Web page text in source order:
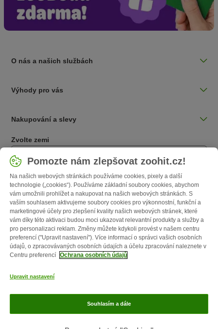
O nás a našich službách
Výhody pro vás
Nakupování a slevy
Zvolte zemi
Česká / CZ
Follow zooplus
O nás Kariéra
Poštovné a dodací termín
Způsoby platby Affiliate program
Ochrana
Pomozte nám zlepšovat zoohit.cz!
Na našich webových stránkách používáme cookies, pixely a další
technologie („cookies“). Používáme základní soubory cookies, abychom
vám umožnili prohlížet a nakupovat na našich webových stránkách. S
vaším souhlasem aktivujeme soubory cookies pro výkonnostní, funkční a
marketingové účely pro zlepšení kvality našich webových stránek, které
vám díky této aktivaci budou moci ukazovat relevantní produkty a služby a
pro personalizaci reklam. Změny můžete kdykoli provést v našem centru
preferencí ("Upravit nastavení"). Více informací o správci vašich osobních
údajů, o zpracovávaných osobních údajích a účelu zpracování naleznete v
Centru preferencí Ochrana osobních údajů
Upravit nastavení
Souhlasím a dále